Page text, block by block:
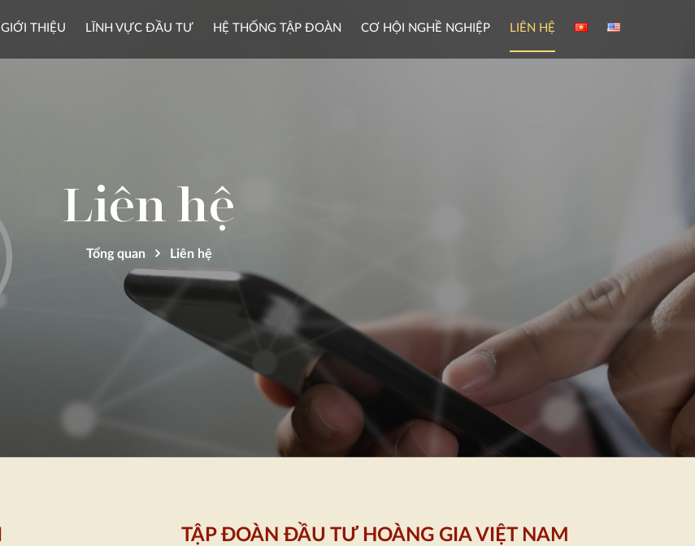
GIỚI THIỆU LĨNH VỰC ĐẦU TƯ HỆ THỐNG TẬP ĐOÀN CƠ HỘI NGHỀ NGHIỆP LIÊN HỆ
Liên hệ
Tổng quan Liên hệ
TẬP ĐOÀN ĐẦU TƯ HOÀNG GIA VIỆT NAM